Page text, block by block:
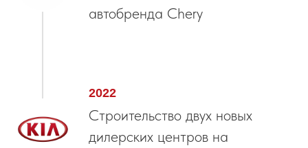
автобренда Chery
2022
Строительство двух новых
дилерских центров на